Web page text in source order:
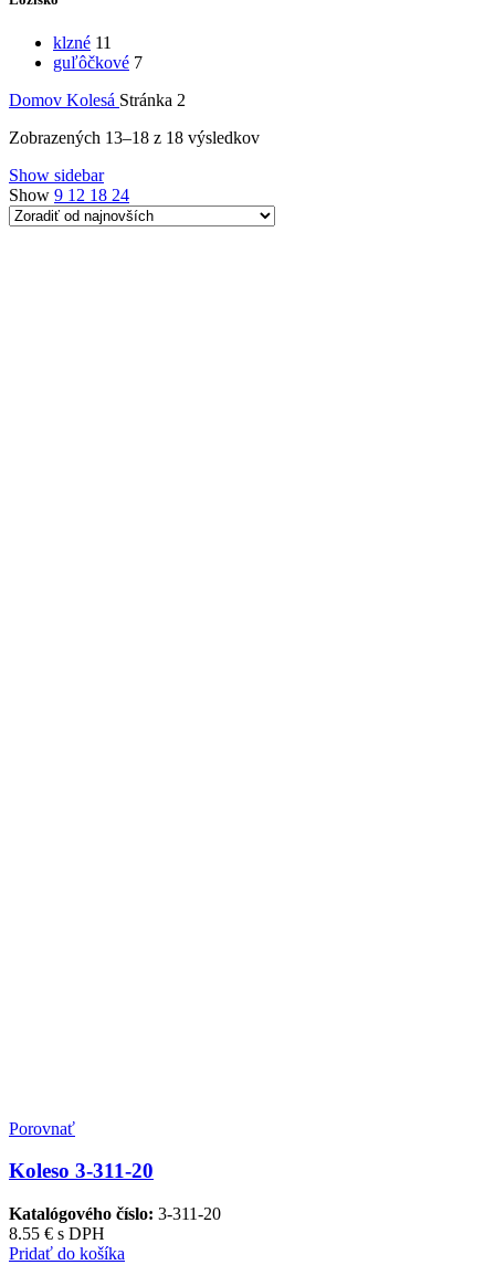
klzné 11
guľôčkové 7
Domov Kolesá Stránka 2
Zobrazených 13–18 z 18 výsledkovZoradené
Show sidebar
Show 9 12 18 24
Porovnať
Koleso 3-311-20
Katalógového číslo: 3-311-20
8.55 € s DPH
Pridať do košíka